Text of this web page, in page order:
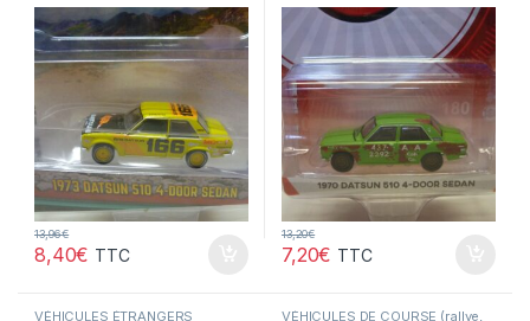
8,40€
13,96€
TTC 7,20€
13,20€
TTC
VÉHICULES ÉTRANGERS VÉHICULES DE COURSE (rallye,